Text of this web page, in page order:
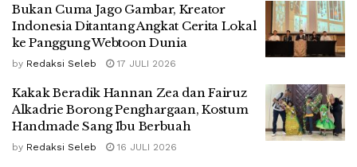
Bukan Cuma Jago Gambar, Kreator
Indonesia Ditantang Angkat Cerita Lokal
ke Panggung Webtoon Dunia
by Redaksi Seleb 17 JULI 2026
Kakak Beradik Hannan Zea dan Fairuz
Alkadrie Borong Penghargaan, Kostum
Handmade Sang Ibu Berbuah
by Redaksi Seleb 16 JULI 2026